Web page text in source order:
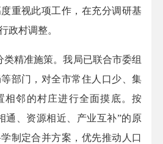
重视此项工作，在充分调研基
政村调整。
类精准施策。我局已联合市委组
部门，对全市常住人口少、集
相邻的村庄进行全面摸底。按
通、资源相近、产业互补”的原
制定合并方案，优先推动人口